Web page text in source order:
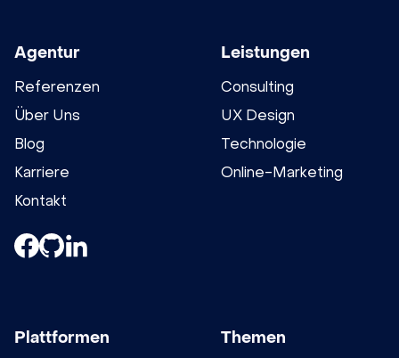
Agentur
Referenzen
Über Uns
Blog
Karriere
Kontakt
Leistungen
Consulting
UX Design
Technologie
Online-Marketing
Plattformen Themen